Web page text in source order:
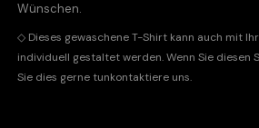
Wünschen.
◇ Dieses gewaschene T-Shirt kann auch mit
individuell gestaltet werden. Wenn Sie diesen
Sie dies gerne tunkontaktiere uns.